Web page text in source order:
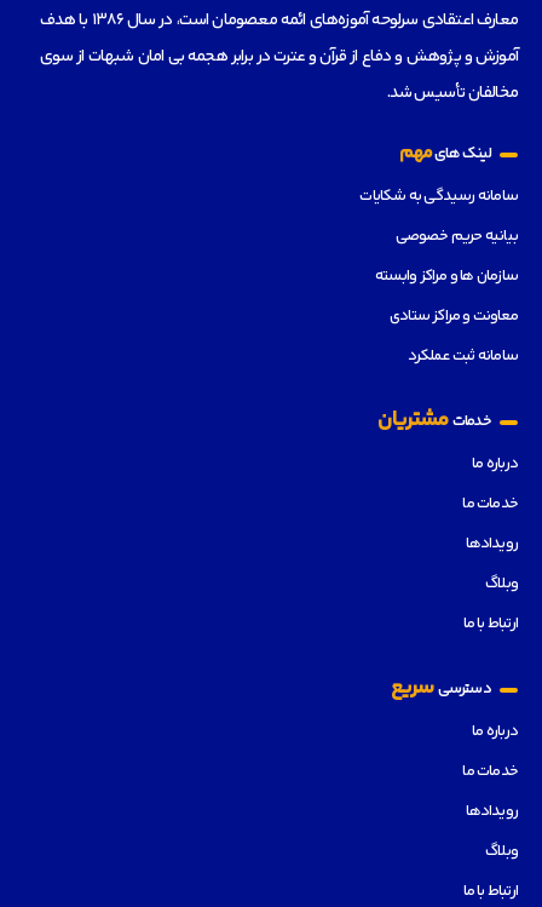
معارف اعتقادی سرلوحه آموزه‌های ائمه معصومان است، در سال 1386 با هدف
آموزش و پژوهش و دفاع از قرآن و عترت در برابر هجمه بی امان شبهات از سوی
مخالفان تأسیس شد.
لینک هایمهم
سامانه رسیدگی به شکایات
بیانیه حریم خصوصی
سازمان ها و مراکز وابسته
معاونت و مراکز ستادی
سامانه ثبت عملکرد
خدماتمشتریان
درباره ما
خدمات ما
رویدادها
وبلاگ
ارتباط با ما
دسترسیسریع
درباره ما
خدمات ما
رویدادها
وبلاگ
ارتباط با ما